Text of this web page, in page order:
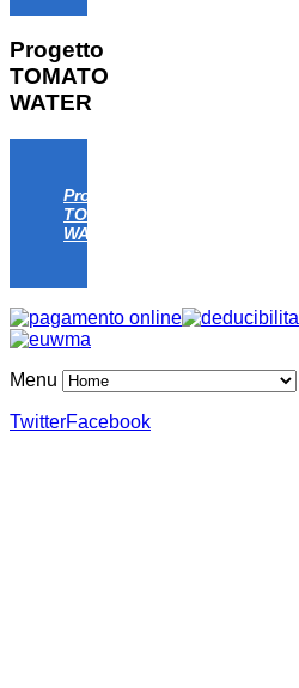
Progetto
TOMATO
WATER
Progetto
TOMATO
WATER
Menu
TwitterFacebook